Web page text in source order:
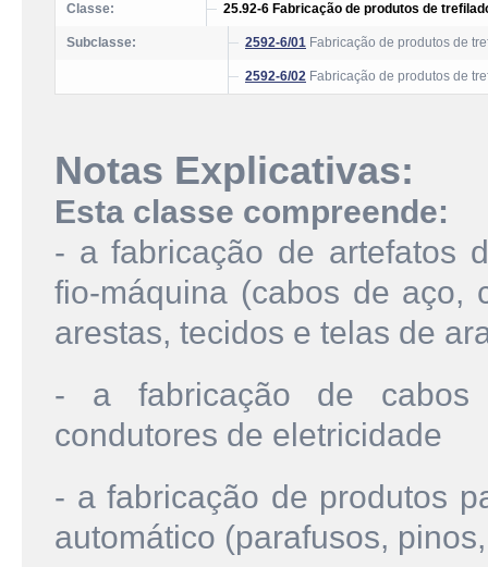
Classe: 25.92-6 Fabricação de produtos de
Subclasse: 2592-6/01 Fabricação de produtos de
2592-6/02 Fabricação de produtos de
Notas Explicativas:
Esta classe compreende:
- a fabricação de artefatos
fio-máquina (cabos de aço,
arestas, tecidos e telas de
- a fabricação de cabos
condutores de eletricidade
- a fabricação de produtos
automático (parafusos,